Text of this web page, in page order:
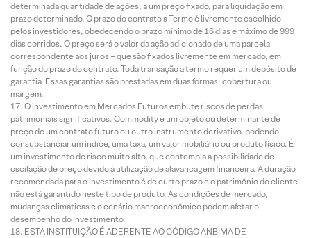
determinada quantidade de ações, a um preço fixado, para liquidação em
prazo determinado. O prazo do contrato a Termo é livremente escolhido
pelos investidores, obedecendo o prazo mínimo de 16 dias e máximo de 999
dias corridos. O preço será o valor da ação adicionado de uma parcela
correspondente aos juros – que são fixados livremente em mercado, em
função do prazo do contrato. Toda transação a termo requer um depósito de
garantia. Essas garantias são prestadas em duas formas: cobertura ou
margem.
O investimento em Mercados Futuros embute riscos de perdas
patrimoniais significativos. Commodity é um objeto ou determinante de
preço de um contrato futuro ou outro instrumento derivativo, podendo
consubstanciar um índice, uma taxa, um valor mobiliário ou produto físico. É
um investimento de risco muito alto, que contempla a possibilidade de
oscilação de preço devido à utilização de alavancagem financeira. A duração
recomendada para o investimento é de curto prazo e o patrimônio do cliente
não está garantido neste tipo de produto. As condições de mercado,
mudanças climáticas e o cenário macroeconômico podem afetar o
desempenho do investimento.
ESTA INSTITUIÇÃO É ADERENTE AO CÓDIGO ANBIMA DE